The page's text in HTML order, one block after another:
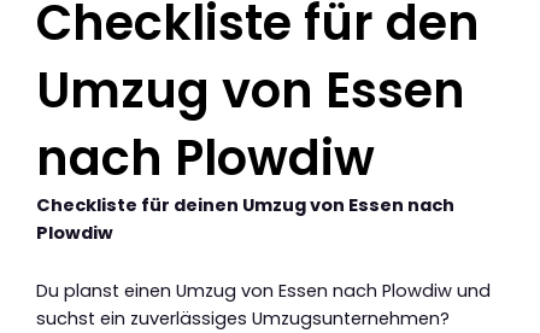
Checkliste für den
Umzug von Essen
nach Plowdiw
Checkliste für deinen Umzug von Essen nach
Plowdiw
Du planst einen Umzug von Essen nach Plowdiw und
suchst ein zuverlässiges Umzugsunternehmen?